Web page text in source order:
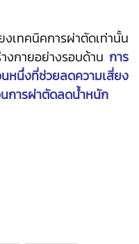
เทคนิคการผ่าตัดเท่านั้น
งกายอย่างรอบด้าน การ
หนึ่งที่ช่วยลดความเสี่ยง
การผ่าตัดลดน้ำหนัก